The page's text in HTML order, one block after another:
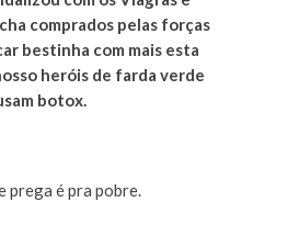
comprados pelas forças
bestinha com mais esta
heróis de farda verde
botox.
prega é pra pobre.